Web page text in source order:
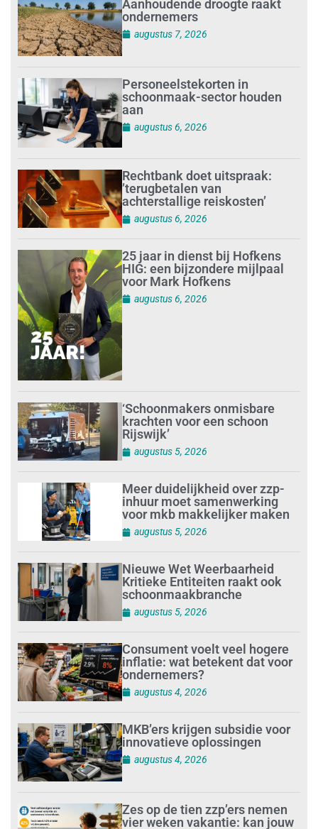
Aanhoudende droogte raakt
ondernemers
augustus 7, 2026
Personeelstekorten in
schoonmaak-sector houden
aan
augustus 6, 2026
Rechtbank doet uitspraak:
’terugbetalen van
achterstallige reiskosten’
augustus 6, 2026
25 jaar in dienst bij Hofkens
HIG: een bijzondere mijlpaal
voor Mark Hofkens
augustus 6, 2026
‘Schoonmakers onmisbare
krachten voor een schoon
Rijswijk’
augustus 5, 2026
Meer duidelijkheid over zzp-
inhuur moet samenwerking
voor mkb makkelijker maken
augustus 5, 2026
Nieuwe Wet Weerbaarheid
Kritieke Entiteiten raakt ook
schoonmaakbranche
augustus 5, 2026
Consument voelt veel hogere
inflatie: wat betekent dat voor
ondernemers?
augustus 4, 2026
MKB’ers krijgen subsidie voor
innovatieve oplossingen
augustus 4, 2026
Zes op de tien zzp’ers nemen
vier weken vakantie: kan jouw